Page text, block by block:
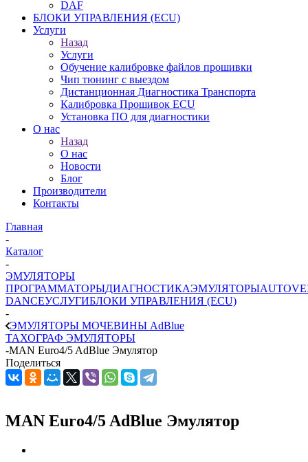
DAF
БЛОКИ УПРАВЛЕНИЯ (ECU)
Услуги
Назад
Услуги
Обучение калибровке файлов прошивки
Чип тюнинг с выездом
Дистанционная Диагностика Транспорта
Калибровка Прошивок ECU
Установка ПО для диагностики
О нас
Назад
О нас
Новости
Блог
Производители
Контакты
Главная
-
Каталог
-
ЭМУЛЯТОРЫ
ПРОГРАММАТОРЫДИАГНОСТИКАЭМУЛЯТОРЫ
DANCEУСЛУГИБЛОКИ УПРАВЛЕНИЯ (ECU)
-
ЭМУЛЯТОРЫ МОЧЕВИНЫ АdBlue
ТАХОГРАФ ЭМУЛЯТОРЫ
-MAN Euro4/5 AdBlue Эмулятор
Поделиться
MAN Euro4/5 AdBlue Эмулятор